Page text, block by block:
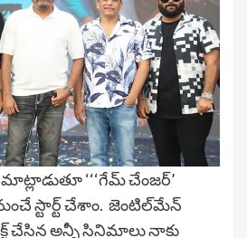
‘‘‘గేమ్ చేంజర్’
స్టార్ట్ చేశాం. జెంటిల్‌మేన్
చేసిన అన్నీ సినిమాలు నాకు